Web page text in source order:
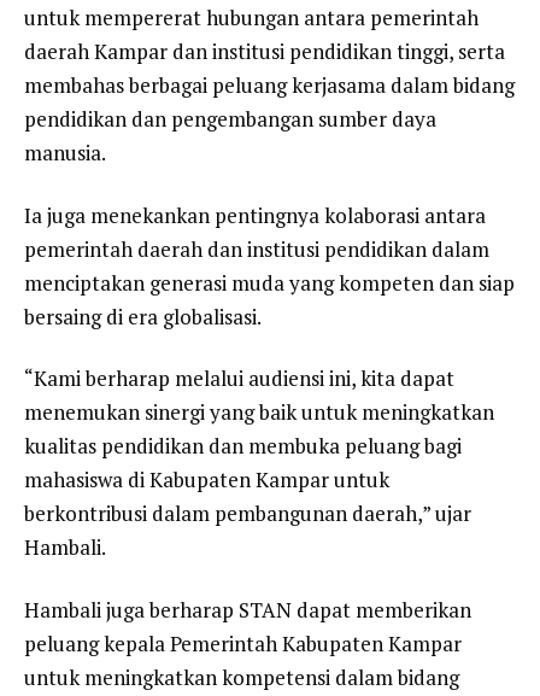
untuk mempererat hubungan antara pemerintah
daerah Kampar dan institusi pendidikan tinggi, serta
membahas berbagai peluang kerjasama dalam bidang
pendidikan dan pengembangan sumber daya
manusia.
Ia juga menekankan pentingnya kolaborasi antara
pemerintah daerah dan institusi pendidikan dalam
menciptakan generasi muda yang kompeten dan siap
bersaing di era globalisasi.
“Kami berharap melalui audiensi ini, kita dapat
menemukan sinergi yang baik untuk meningkatkan
kualitas pendidikan dan membuka peluang bagi
mahasiswa di Kabupaten Kampar untuk
berkontribusi dalam pembangunan daerah,” ujar
Hambali.
Hambali juga berharap STAN dapat memberikan
peluang kepala Pemerintah Kabupaten Kampar
untuk meningkatkan kompetensi dalam bidang